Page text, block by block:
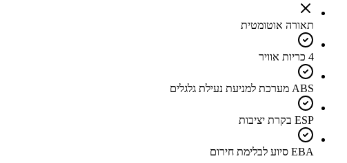
תאורה אוטומטית
4 כריות אוויר
ABS מערכת למניעת נעילת גלגלים
ESP בקרת יציבות
EBA סיוע לבלימת חירום